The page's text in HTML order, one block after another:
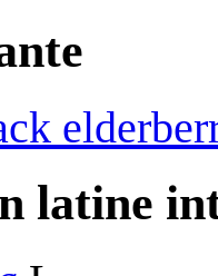
latine